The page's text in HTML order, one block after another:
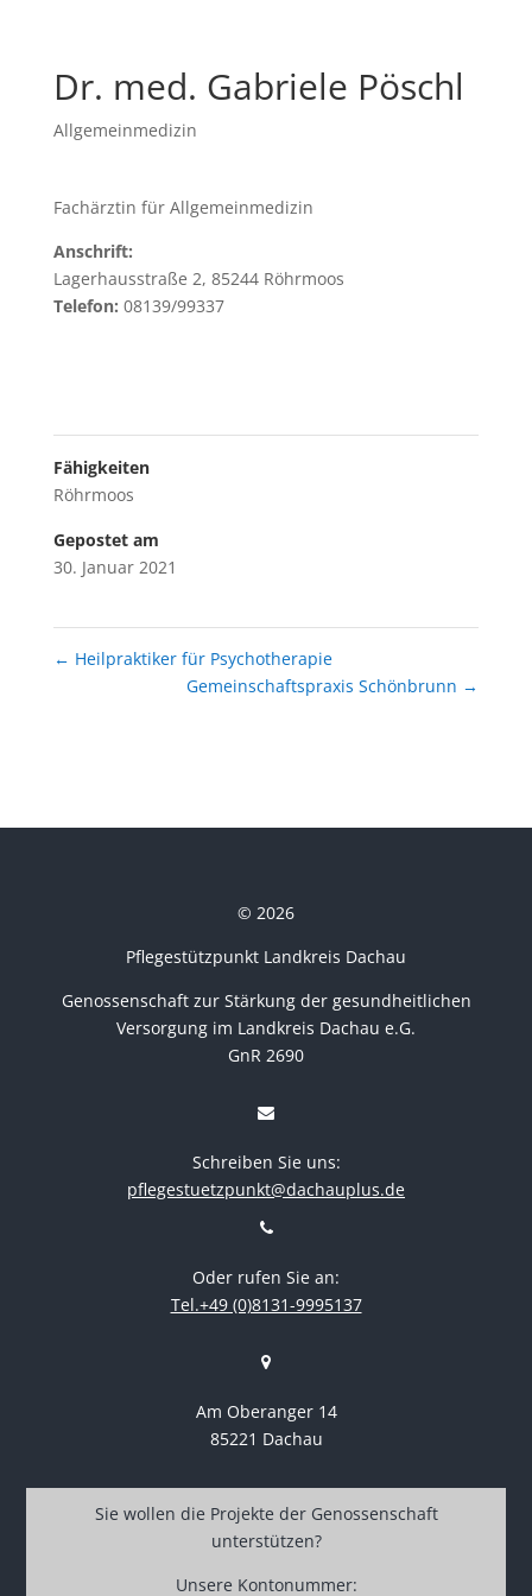
Dr. med. Gabriele Pöschl
Allgemeinmedizin
Fachärztin für Allgemeinmedizin
Anschrift:
Lagerhausstraße 2, 85244 Röhrmoos
Telefon: 08139/99337
Fähigkeiten
Röhrmoos
Gepostet am
30. Januar 2021
← Heilpraktiker für Psychotherapie
Gemeinschaftspraxis Schönbrunn →
© 2026
Pflegestützpunkt Landkreis Dachau
Genossenschaft zur Stärkung der gesundheitlichen
Versorgung im Landkreis Dachau e.G.
GnR 2690
Schreiben Sie uns:
pflegestuetzpunkt@dachauplus.de
Oder rufen Sie an:
Tel.+49 (0)8131-9995137
Am Oberanger 14
85221 Dachau
Sie wollen die Projekte der Genossenschaft
unterstützen?
Unsere Kontonummer: